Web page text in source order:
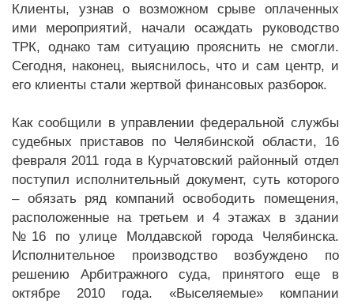
Клиенты, узнав о возможном срыве оплаченных
ими мероприятий, начали осаждать руководство
ТРК, однако там ситуацию прояснить не смогли.
Сегодня, наконец, выяснилось, что и сам центр, и
его клиенты стали жертвой финансовых разборок.
Как сообщили в управлении федеральной службы
судебных приставов по Челябинской области, 16
февраля 2011 года в Курчатовский районный отдел
поступил исполнительный документ, суть которого
– обязать ряд компаний освободить помещения,
расположенные на третьем и 4 этажах в здании
№16 по улице Молдавской города Челябинска.
Исполнительное производство возбуждено по
решению Арбитражного суда, принятого еще в
октябре 2010 года. «Выселяемые» компании